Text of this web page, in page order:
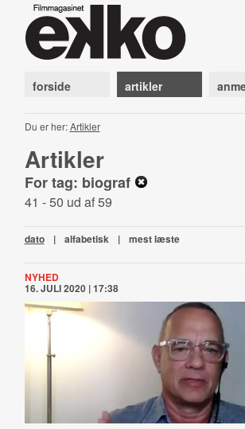
forside artikler
Du er her:Artikler
Artikler
For tag: biograf
41 - 50 ud af 59
dato | alfabetisk | mest læste
NYHED
16. JULI 2020 | 17:38